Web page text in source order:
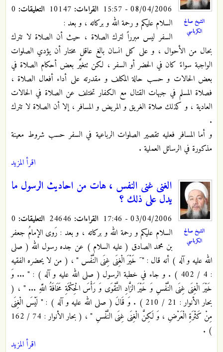
الشيخ صالح
الكرباسي
08/04/2006 - 15:57 القراءات: التعليقات:
السلام عليكم و رحمة الله و بركاته ، و بعد :
السفر ليس مبرراً لترك الصلاة ، حيث أن الصلاة لا تترك
بحال من الأحوال ، و على كل انسان بالغ عاقل مختار أن يؤدي الصلوات
الواجبة سواءً كان في الحضر أو السفر ، لكن تتغيَّر بعض أحكام الصلاة في
بعض الحالات و حسب حالة المكلف و مقدرته على أداء أفعال الصلاة ،
فصلاة المسلم في جبهات القتال مع الكفار تختلف عن الصلاة في الحالات
العادية ، و كذلك صلاة الغريق و المريض و المسافر ، إلا أن الصلاة لا تترك
.
و أما المسافر فعليه تقصير الصلوات الرباعية في السفر حسب شروط معينة
مذكورة في الرسائل العملية .
اقرأ المزيد
الشيخ صالح
الكرباسي
الغنى غنى النفس ، هات من احاديث الرسول ما
يدل على ذلك ؟
03/04/2006 - 17:46 القراءات: التعليقات:
السلام عليكم و رحمة الله و بركاته ، و بعد : رَوى الإمامُ جعفر
بن محمد الصادق ( عليه السلام ) عن جده رسول الله ( صلى
الله عليه و آله ) أنه قال : " َ خَيْرَ الْغِنَى غِنَى النَّفْس " ، ( من لا يحضره الفقيه
: 4 / 402 ) . و جاء في خطبة الرسول ( صلى الله عليه و آله ) : " ... وَ
خَيْرَ الْغِنَى غِنَى النَّفْسِ وَ خَيْرَ الزَّادِ التَّقْوَى وَ رَأْسَ الْحِكْمَةِ مَخَافَةُ اللَّهِ ... " ، (
بحار الأنوار : 21 / 210 ) . وَ قَالَ ( صلى الله عليه و آله ) : " لَيْسَ الْغِنَى
مِنْ كَثْرَةِ الْعَرْضِ ، وَ لَكِنَّ الْغِنَى غِنَى النَّفْسِ " ، ( بحار الأنوار : 74 / 162
) .
اقرأ المزيد